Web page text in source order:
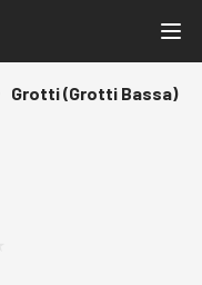
Grotti (Grotti Bassa)